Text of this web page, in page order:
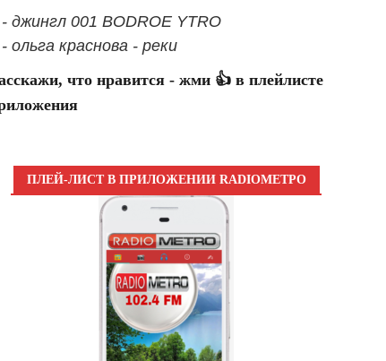
джингл 001 BODROE YTRO
ольга краснова - реки
что нравится - жми 👍 в плейлисте
ПЛЕЙ-ЛИСТ В ПРИЛОЖЕНИИ RADIOМЕТРО